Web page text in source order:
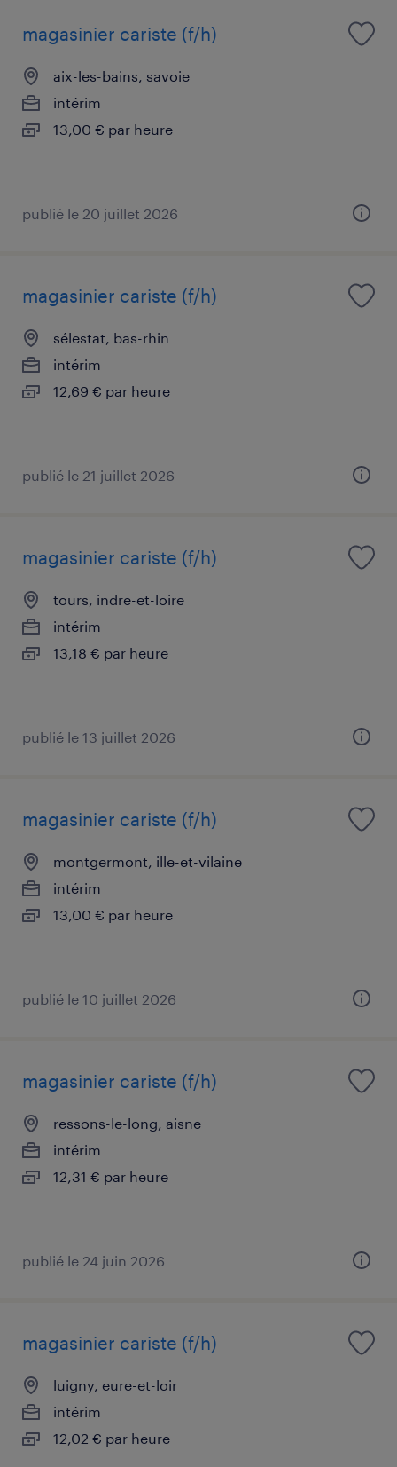
magasinier cariste (f/h)
aix-les-bains, savoie
intérim
13,00 € par heure
publié le 20 juillet 2026
magasinier cariste (f/h)
sélestat, bas-rhin
intérim
12,69 € par heure
publié le 21 juillet 2026
magasinier cariste (f/h)
tours, indre-et-loire
intérim
13,18 € par heure
publié le 13 juillet 2026
magasinier cariste (f/h)
montgermont, ille-et-vilaine
intérim
13,00 € par heure
publié le 10 juillet 2026
magasinier cariste (f/h)
ressons-le-long, aisne
intérim
12,31 € par heure
publié le 24 juin 2026
magasinier cariste (f/h)
luigny, eure-et-loir
intérim
12,02 € par heure